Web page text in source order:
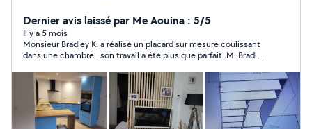
Dernier avis laissé par Me Aouina : 5/5
Il y a 5 mois
Monsieur Bradley K. a réalisé un placard sur mesure coulissant
dans une chambre . son travail a été plus que parfait .M. Bradley
travail .